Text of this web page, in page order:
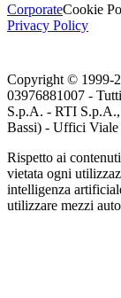
CorporateCookie
Privacy Policy
Copyright © 1999-
03976881007 -
S.p.A. - RTI S.p.A.,
Bassi) - Uffici Viale
Rispetto ai
vietata ogni
intelligenza
utilizzare mezzi